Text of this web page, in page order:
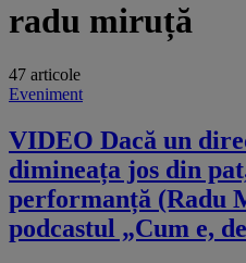
radu miruță
47 articole
Eveniment
VIDEO Dacă un
dimineața jos din
performanță (Radu
podcastul „Cum e,